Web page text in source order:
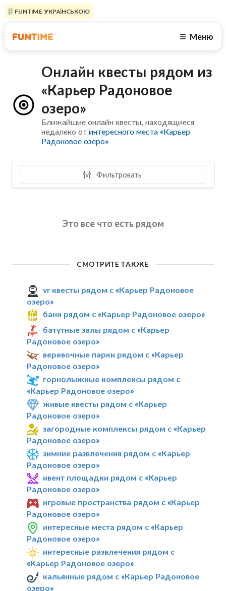
FUNTIME УКРАЇНСЬКОЮ
☰ Меню
Онлайн квесты рядом из
«Карьер Радоновое
озеро»
Ближайшие онлайн квесты, находящиеся
недалеко отинтересного места «Карьер
Радоновое озеро»
Фильтровать
Это все что есть рядом
СМОТРИТЕ ТАКЖЕ
vr квесты рядом с «Карьер Радоновое
озеро»
бани рядом с «Карьер Радоновое озеро»
батутные залы рядом с «Карьер
Радоновое озеро»
веревочные парки рядом с «Карьер
Радоновое озеро»
горнолыжные комплексы рядом с
«Карьер Радоновое озеро»
живые квесты рядом с «Карьер
Радоновое озеро»
загородные комплексы рядом с «Карьер
Радоновое озеро»
зимние развлечения рядом с «Карьер
Радоновое озеро»
ивент площадки рядом с «Карьер
Радоновое озеро»
игровые пространства рядом с «Карьер
Радоновое озеро»
интересные места рядом с «Карьер
Радоновое озеро»
интересные развлечения рядом с
«Карьер Радоновое озеро»
кальянные рядом с «Карьер Радоновое
озеро»